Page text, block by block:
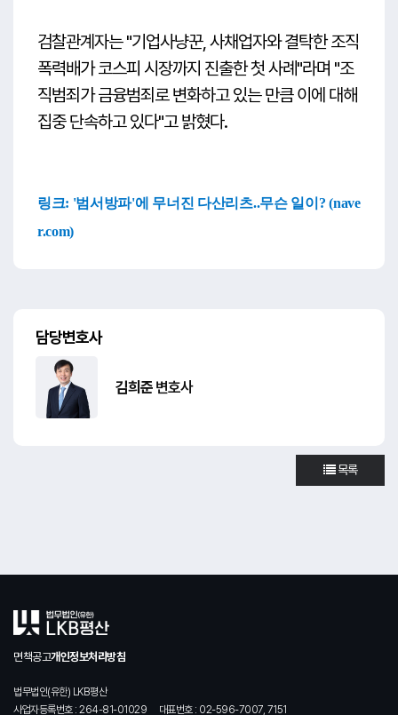
검찰관계자는 "기업사냥꾼, 사채업자와 결탁한 조직
폭력배가 코스피 시장까지 진출한 첫 사례"라며 "조
직범죄가 금융범죄로 변화하고 있는 만큼 이에 대해
집중 단속하고 있다"고 밝혔다.
링크: '범서방파'에 무너진 다산리츠..무슨 일이? (nave
r.com)
담당변호사
김희준 변호사
목록
면책공고개인정보처리방침
법무법인(유한) LKB평산
사업자등록번호 : 264-81-01029
대표번호 : 02-596-7007, 7151